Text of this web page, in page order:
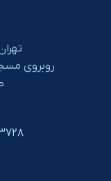
روبروی
۰۲۱-